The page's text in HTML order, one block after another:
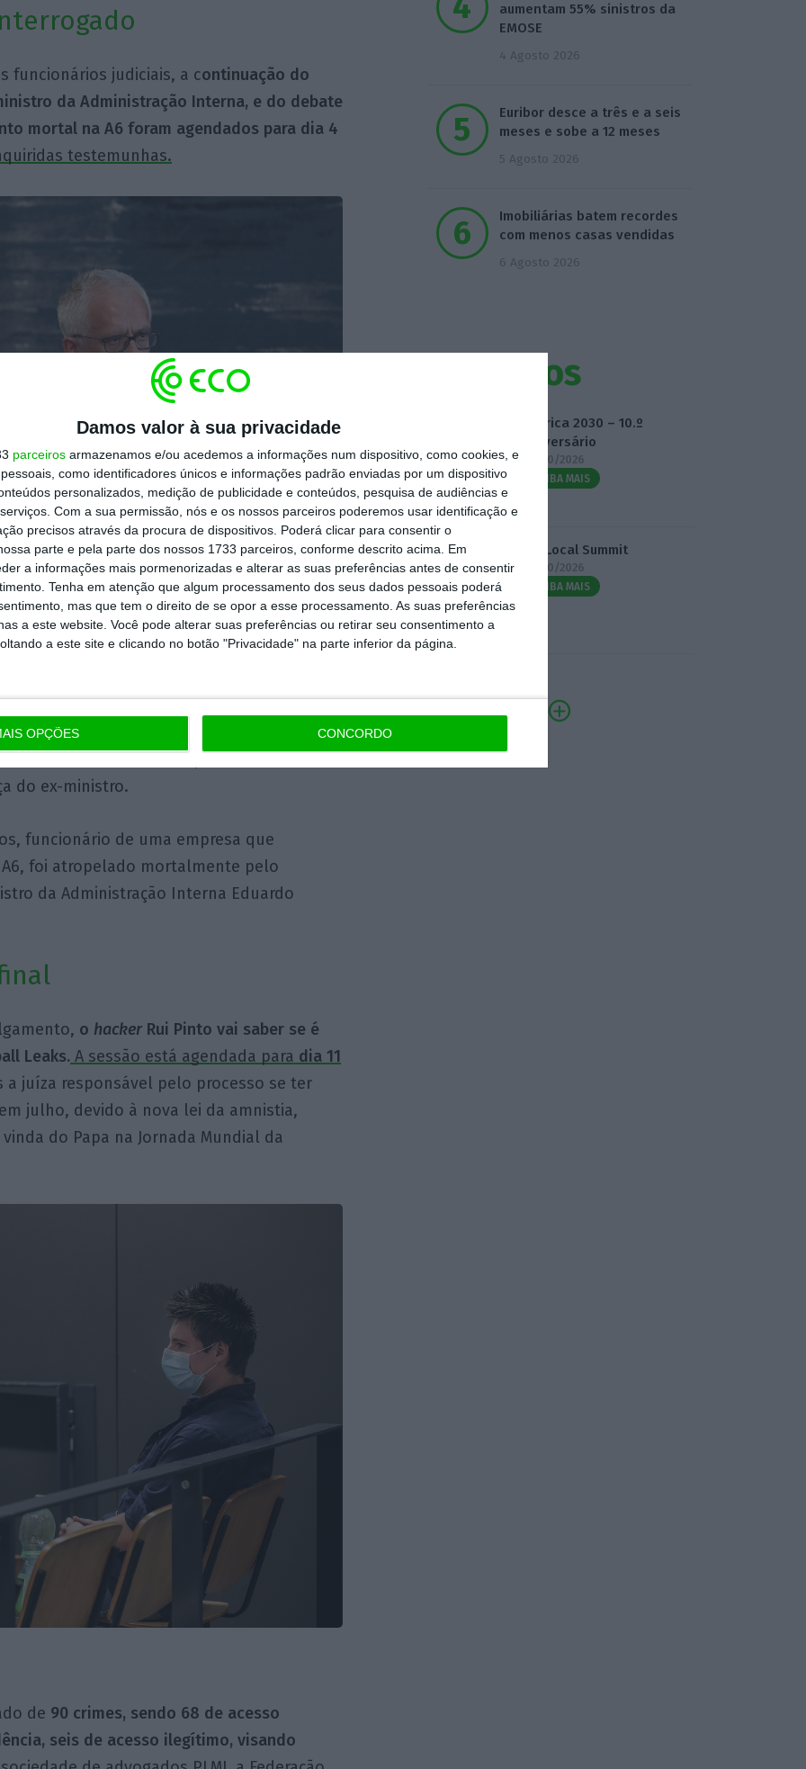
Damos valor à sua privacidade
parceiros armazenamos e/ou acedemos a informações num dispositivo, como cookies, e
como identificadores únicos e informações padrão enviadas por um dispositivo
personalizados, medição de publicidade e conteúdos, pesquisa de audiências e
Com a sua permissão, nós e os nossos parceiros poderemos usar identificação e
precisos através da procura de dispositivos. Poderá clicar para consentir o
parte e pela parte dos nossos 1733 parceiros, conforme descrito acima. Em
a informações mais pormenorizadas e alterar as suas preferências antes de consentir
Tenha em atenção que algum processamento dos seus dados pessoais poderá
mas que tem o direito de se opor a esse processamento. As suas preferências
a este website. Você pode alterar suas preferências ou retirar seu consentimento a
a este site e clicando no botão "Privacidade" na parte inferior da página.
OPÇÕES CONCORDO
funcionários judiciais, a continuação do
da Administração Interna, e do debate
mortal na A6 foram agendados para dia 4
testemunhas.
PEDRO SANTOS/LUSA
arguidos, ou seja, para o motorista do
no processo, de homicídio por
realizado, e também para Eduardo
do ex-ministro.
funcionário de uma empresa que
foi atropelado mortalmente pelo
da Administração Interna Eduardo
o hackerRui Pinto vai saber se é
Leaks. A sessão está agendada para dia 11
a juíza responsável pelo processo se ter
julho, devido à nova lei da amnistia,
do Papa na Jornada Mundial da
de 90 crimes, sendo 68 de acesso
seis de acesso ilegítimo, visando
aumentam 55% sinistros da
EMOSE
4 Agosto 2026
Euribor desce a três e a seis
meses e sobe a 12 meses
5 Agosto 2026
Imobiliárias batem recordes
com menos casas vendidas
6 Agosto 2026
Eventos
Fábrica 2030 – 10.º
Aniversário
14/10/2026
SAIBA MAIS
3.º Local Summit
07/10/2026
SAIBA MAIS